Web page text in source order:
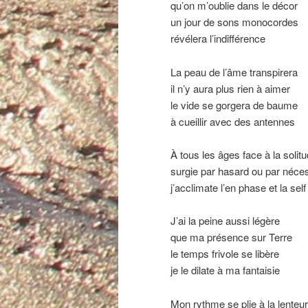
qu’on m’oublie dans le décor
un jour de sons monocordes
révélera l’indifférence
La peau de l’âme transpirera
il n’y aura plus rien à aimer
le vide se gorgera de baume
à cueillir avec des antennes
À tous les âges face à la
surgie par hasard ou par
j’acclimate l’en phase et la
J’ai la peine aussi légère
que ma présence sur Terre
le temps frivole se libère
je le dilate à ma fantaisie
Mon rythme se plie à la lenteur